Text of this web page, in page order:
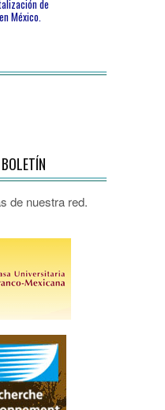
de
México.
de nuestra red.